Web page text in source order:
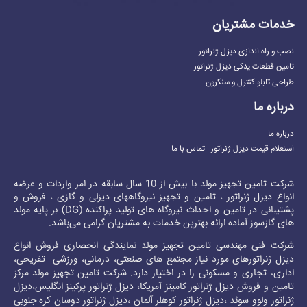
خدمات مشتریان
نصب و راه اندازی دیزل ژنراتور
تامین قطعات یدکی دیزل ژنراتور
طراحی تابلو کنترل و سنکرون
درباره ما
درباره ما
استعلام قیمت دیزل ژنراتور | تماس با ما
شرکت تامین تجهیز مولد با بیش از 10 سال سابقه در امر واردات و عرضه
انواع دیزل ژنراتور ، تامین و تجهیز نیروگاههای دیزلی و گازی ، فروش و
پشتیبانی در تامین و احداث نیروگاه های تولید پراکنده (DG) بر پایه مولد
های گازسوز آماده ارائه بهترین خدمات به مشتریان گرامی می‌باشد.
شرکت فنی مهندسی تامین تجهیز مولد نمایندگی انحصاری فروش انواع
دیزل ژنراتورهای مورد نیاز مجتمع های صنعتی، درمانی، ورزشی تفریحی،
اداری، تجاری و مسکونی را در اختیار دارد. شرکت تامین تجهیز مولد مرکز
تامین و فروش دیزل ژنراتور کامینز آمریکا،دیزل ژنراتور پرکینزانگلیس،دیزل
ژنراتور ولوو سوئد ،دیزل ژنراتور کوهلرآلمان ،دیزل ژنراتور دوسان کره جنوبی